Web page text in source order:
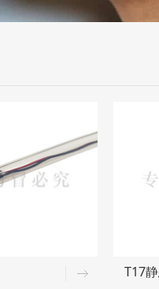
T17